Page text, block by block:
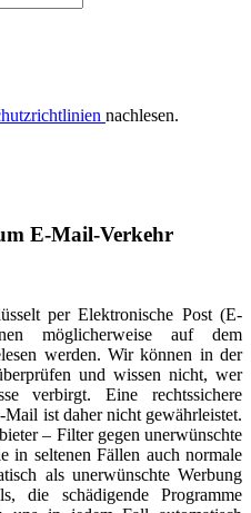
nachlesen.
E-Mail-Verkehr
per Elektronische Post (E-
möglicherweise auf dem
werden. Wir können in der
und wissen nicht, wer
verbirgt. Eine rechtssichere
ist daher nicht gewährleistet.
– Filter gegen unerwünschte
in seltenen Fällen auch normale
als unerwünschte Werbung
die schädigende Programme